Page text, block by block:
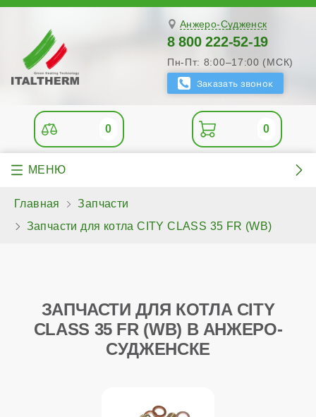
Анжеро-Судженск
8 800 222-52-19
Пн-Пт: 8:00–17:00 (МСК)
0 0
Главная
Запчасти
Запчасти для котла CITY CLASS 35 FR (WB)
ЗАПЧАСТИ ДЛЯ КОТЛА CITY
CLASS 35 FR (WB) В АНЖЕРО-
СУДЖЕНСКЕ